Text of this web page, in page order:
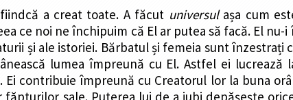
a creat toate. A făcut universulașa cum
ce noi ne închipuim că El ar putea să facă. El
și ale istoriei. Bărbatul și femeia sunt înzestrați
lumea împreună cu El. Astfel ei lucrează
contribuie împreună cu Creatorul lor la buna
sale. Puterea lui de a iubi depășește